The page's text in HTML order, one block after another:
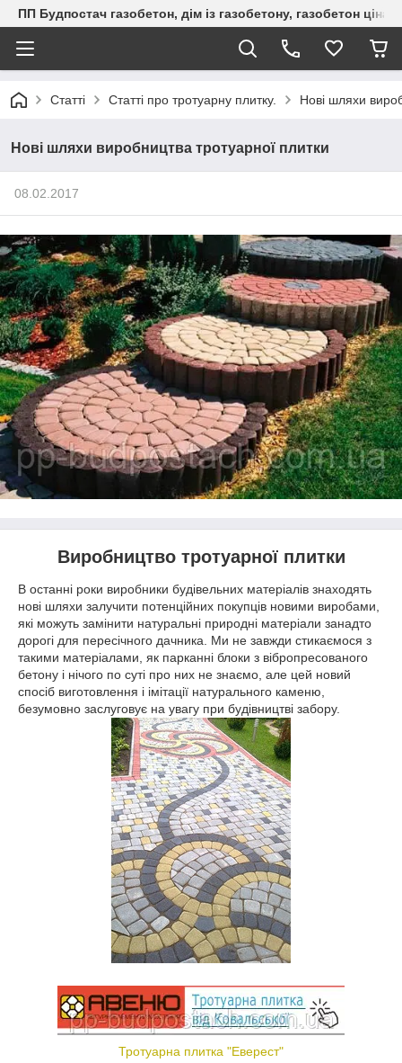
ПП Будпостач газобетон, дім із газобетону, газобетон
Статті Статті про тротуарну плитку. Нові шляхи
Нові шляхи виробництва тротуарної плитки
08.02.2017
Виробництво тротуарної плитки
В останні роки виробники будівельних матеріалів знаходять
нові шляхи залучити потенційних покупців новими виробами,
які можуть замінити натуральні природні матеріали занадто
дорогі для пересічного дачника. Ми не завжди стикаємося з
такими матеріалами, як парканні блоки з вібропресованого
бетону і нічого по суті про них не знаємо, але цей новий
спосіб виготовлення і імітації натурального каменю,
безумовно заслуговує на увагу при будівництві забору.
Тротуарна плитка "Еверест"